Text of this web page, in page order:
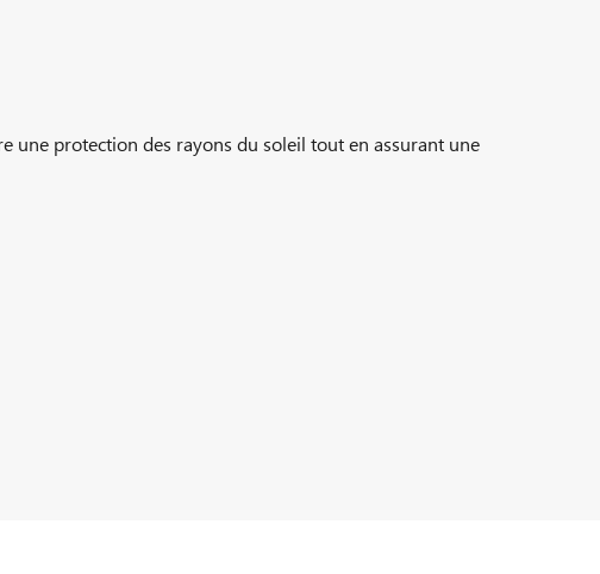
une protection des rayons du soleil tout en assurant une